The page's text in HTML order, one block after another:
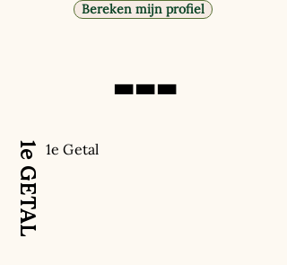
Bereken mijn profiel
---
1e GETAL 1e Getal